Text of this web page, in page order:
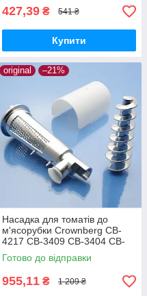
427,39 ₴ 541 ₴
Купити
original –21%
Насадка для томатів до
м'ясорубки Crownberg CB-
4217 CB-3409 CB-3404 CB-
3074 CB-4211 CB-4212 CB-
4214 CB4215 CB-4216 CB-
1054 CB-4213
Готово до відправки
955,11 ₴ 1 209 ₴